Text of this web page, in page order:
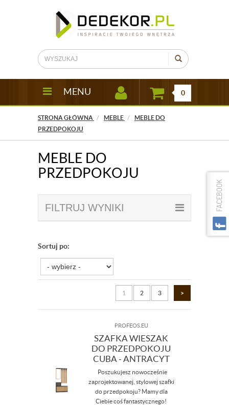
MENU 0
STRONA GŁÓWNA MEBLE
MEBLE DO
PRZEDPOKOJU
MEBLE DO
PRZEDPOKOJU
FILTRUJ WYNIKI
Sortuj po:
1 2 3 >
PROFEOS.EU
SZAFKA WIESZAK
DO PRZEDPOKOJU
CUBA - ANTRACYT
Poszukujesz nowocześnie
zaprojektowanej, stylowej szafki
do przedpokoju? Mamy dla
Ciebie coś fantastycznego!